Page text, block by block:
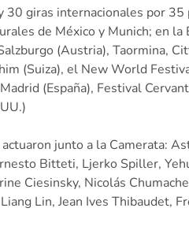
30 giras internacionales por
de México y Munich; en la
(Austria), Taormina,
(Suiza), el New World
(España), Festival
junto a la Camerata:
Bitteti, Ljerko Spiller,
Ciesinsky, Nicolás
Lin, Jean Ives Thibaudet,